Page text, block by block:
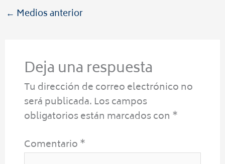
← Medios anterior
Deja una respuesta
Tu dirección de correo electrónico no
será publicada. Los campos
obligatorios están marcados con *
Comentario*